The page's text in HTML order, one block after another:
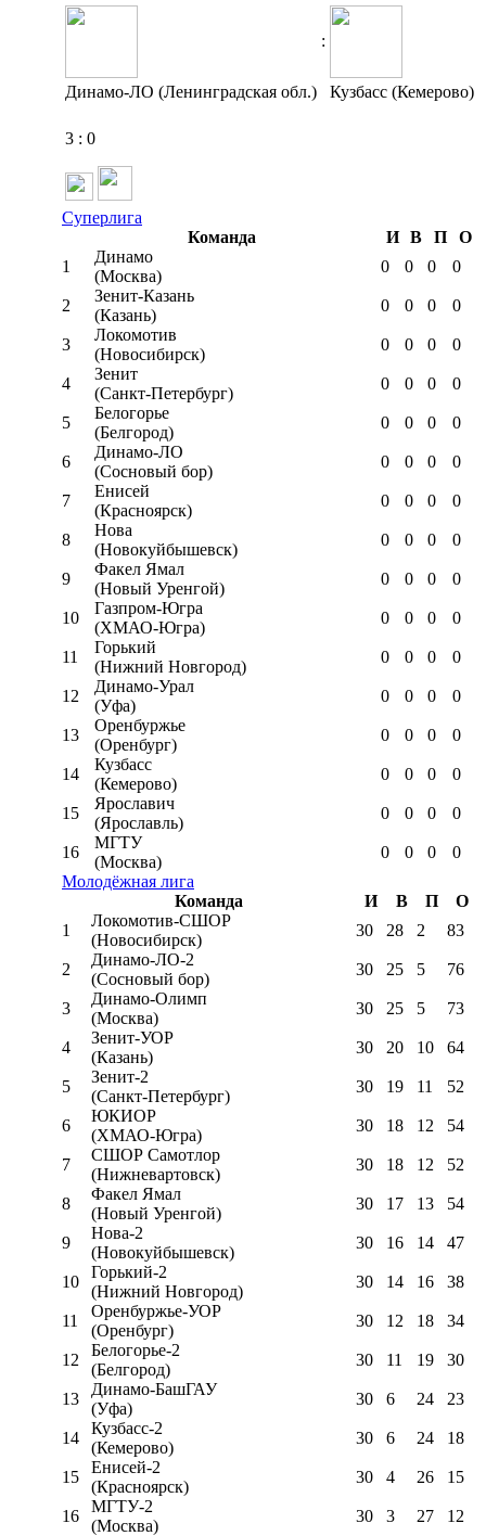
:
Динамо-ЛО (Ленинградская обл.) Кузбасс (Кемерово)
3 : 0
Суперлига
Команда
И В П
О
1
Динамо
(Москва)
0 0 0 0
2
Зенит-Казань
(Казань)
0 0 0 0
3
Локомотив
(Новосибирск)
0 0 0 0
4
Зенит
(Санкт-Петербург)
0 0 0 0
5
Белогорье
(Белгород)
0 0 0 0
6
Динамо-ЛО
(Сосновый бор)
0 0 0 0
7
Енисей
(Красноярск)
0 0 0 0
8
Нова
(Новокуйбышевск)
0 0 0 0
9
Факел Ямал
(Новый Уренгой)
0 0 0 0
10
Газпром-Югра
(ХМАО-Югра)
0 0 0 0
11
Горький
(Нижний Новгород)
0 0 0 0
12
Динамо-Урал
(Уфа)
0 0 0 0
13
Оренбуржье
(Оренбург)
0 0 0 0
14
Кузбасс
(Кемерово)
0 0 0 0
15
Ярославич
(Ярославль)
0 0 0 0
16
МГТУ
(Москва)
0 0 0
0
Молодёжная лига
Команда
И В П
О
1
Локомотив-CШОР
(Новосибирск)
30 28 2 83
2
Динамо-ЛО-2
(Сосновый бор)
30 25 5 76
3
Динамо-Олимп
(Москва)
30 25 5 73
4
Зенит-УОР
(Казань)
30 20 10 64
5
Зенит-2
(Санкт-Петербург)
30 19 11 52
6
ЮКИОР
(ХМАО-Югра)
30 18 12 54
7
СШОР Самотлор
(Нижневартовск)
30 18 12 52
8
Факел Ямал
(Новый Уренгой)
30 17 13 54
9
Нова-2
(Новокуйбышевск)
30 16 14 47
10
Горький-2
(Нижний Новгород)
30 14 16 38
11
Оренбуржье-УОР
(Оренбург)
30 12 18 34
12
Белогорье-2
(Белгород)
30 11 19 30
13
Динамо-БашГАУ
(Уфа)
30 6 24 23
14
Кузбасс-2
(Кемерово)
30 6 24 18
15
Енисей-2
(Красноярск)
30 4 26 15
16
МГТУ-2
(Москва)
30 3 27 12